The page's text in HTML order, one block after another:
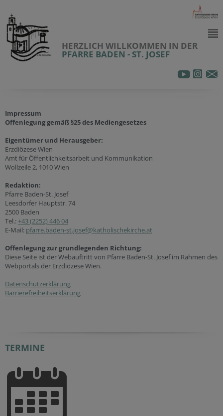
HERZLICH WILLKOMMEN IN DER
PFARRE BADEN - ST. JOSEF
Impressum
Offenlegung gemäß §25 des Mediengesetzes
Eigentümer und Herausgeber:
Erzdiözese Wien
Amt für Öffentlichkeitsarbeit und Kommunikation
Wollzeile 2, 1010 Wien
Redaktion:
Pfarre Baden-St. Josef
Leesdorfer Hauptstr. 74
2500 Baden
Tel.: +43 (2252) 446 04
E-Mail: pfarre.baden-st.josef@katholischekirche.at
Offenlegung zur grundlegenden Richtung:
Diese Seite ist der Webauftritt von Pfarre Baden-St. Josef im Rahmen des
Webportals der Erzdiözese Wien.
Datenschutzerklärung
Barrierefreiheitserklärung
TERMINE